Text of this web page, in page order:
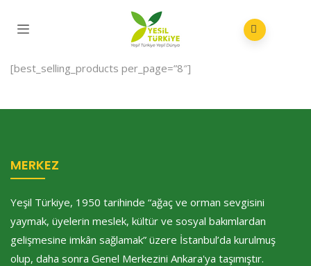
[best_selling_products per_page=”8″]
MERKEZ
Yeşil Türkiye, 1950 tarihinde “ağaç ve orman sevgisini
yaymak, üyelerin meslek, kültür ve sosyal bakımlardan
gelişmesine imkân sağlamak” üzere İstanbul’da kurulmuş
olup, daha sonra Genel Merkezini Ankara'ya taşımıştır.